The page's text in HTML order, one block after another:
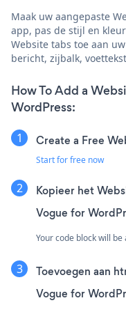
Maak uw aangepaste
app, pas de stijl en
Website tabs toe aan
bericht, zijbalk,
How To Add a
WordPress:
Create a Free
Start for free now
Kopieer het
Vogue for
Your code block will
Toevoegen aan
Vogue for